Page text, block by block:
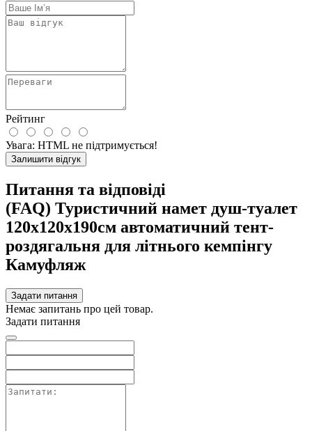
Рейтинг
Увага: HTML не підтримується!
Залишити відгук
Питання та відповіді
(FAQ) Туристичний намет душ-туалет
120х120х190см автоматичний тент-
роздягальня для літнього кемпінгу
Камуфляж
Задати питання
Немає запитань про цей товар.
Задати питання